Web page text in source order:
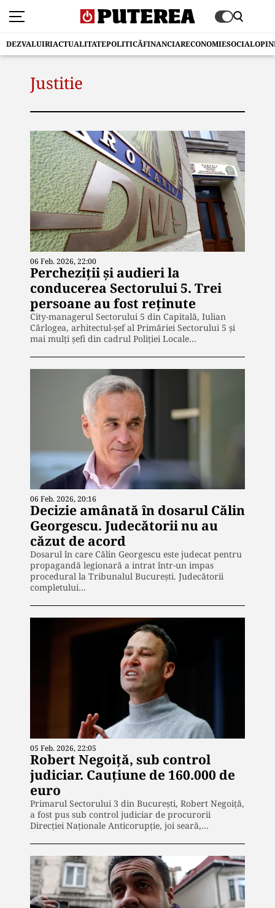
DEZVALUIRIACTUALITATEPOLITICĂFINANCIARECONOMIESOCIAL
Justitie
06 Feb. 2026, 22:00
Percheziții și audieri la
conducerea Sectorului 5. Trei
persoane au fost reținute
City-managerul Sectorului 5 din Capitală, Iulian
Cârlogea, arhitectul-șef al Primăriei Sectorului 5 și
mai mulți șefi din cadrul Poliției Locale…
06 Feb. 2026, 20:16
Decizie amânată în dosarul Călin
Georgescu. Judecătorii nu au
căzut de acord
Dosarul în care Călin Georgescu este judecat pentru
propagandă legionară a intrat într-un impas
procedural la Tribunalul București. Judecătorii
completului…
05 Feb. 2026, 22:05
Robert Negoiță, sub control
judiciar. Cauțiune de 160.000 de
euro
Primarul Sectorului 3 din București, Robert Negoiță,
a fost pus sub control judiciar de procurorii
Direcției Naționale Anticorupție, joi seară,…